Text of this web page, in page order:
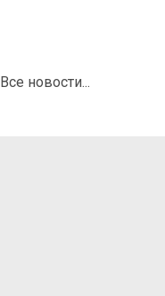
Все новости...